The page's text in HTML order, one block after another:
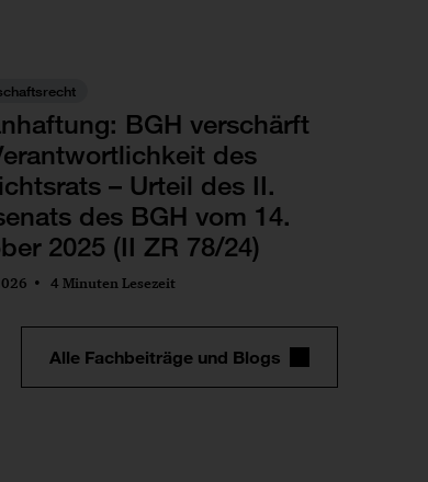
BGH verschärft
des
– Urteil des II.
des BGH vom 14.
2025 (II ZR 78/24)
4 Minuten Lesezeit
Alle Fachbeiträge und Blogs